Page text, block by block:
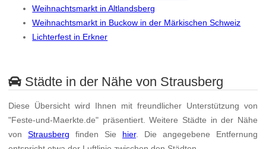
Weihnachtsmarkt in Altlandsberg
Weihnachtsmarkt in Buckow in der Märkischen Schweiz
Lichterfest in Erkner
Städte in der Nähe von Strausberg
Diese Übersicht wird Ihnen mit freundlicher Unterstützung von
"Feste-und-Maerkte.de" präsentiert. Weitere Städte in der Nähe
vonStrausberg finden Sie hier. Die angegebene Entfernung